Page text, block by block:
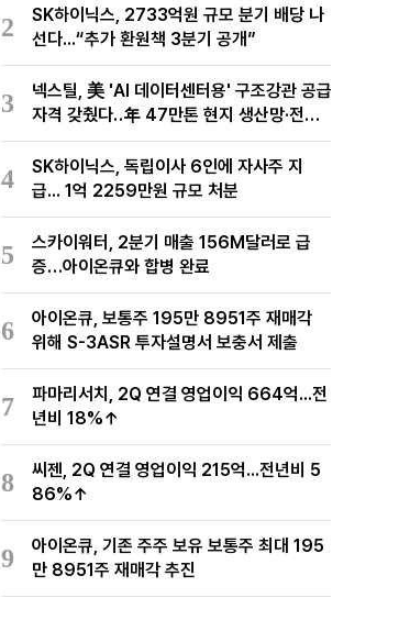
2
SK하이닉스, 2733억원 규모 분기 배당 나
선다...“추가 환원책 3분기 공개”
3
넥스틸, 美 'AI 데이터센터용' 구조강관 공급
자격 갖췄다‥年 47만톤 현지 생산망·전미
유통망 구축
4
SK하이닉스, 독립이사 6인에 자사주 지
급... 1억 2259만원 규모 처분
5
스카이워터, 2분기 매출 156M달러로 급
증…아이온큐와 합병 완료
6
아이온큐, 보통주 195만 8951주 재매각
위해 S-3ASR 투자설명서 보충서 제출
7
파마리서치, 2Q 연결 영업이익 664억...전
년비 18%↑
8
씨젠, 2Q 연결 영업이익 215억...전년비 5
86%↑
9
아이온큐, 기존 주주 보유 보통주 최대 195
만 8951주 재매각 추진